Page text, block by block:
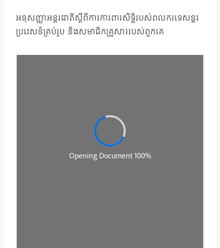
អនុសញ្ញាអន្ដរជាតិស្ដីពីការការពារសិទ្ធិរបស់ពលករទេសន្ដរ
ប្រវេសន៍គ្រប់រូប និងសមាជិកគ្រួសាររបស់ពួកគេ